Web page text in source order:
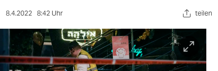
sport
berlin
nord
8.4.2022 8:42 Uhr teilen